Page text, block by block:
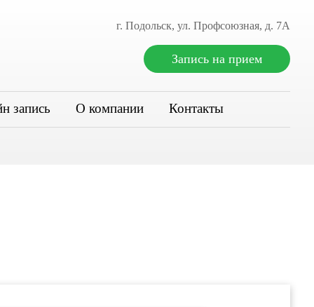
г. Подольск, ул. Профсоюзная, д. 7А
Запись на прием
запись О компании Контакты